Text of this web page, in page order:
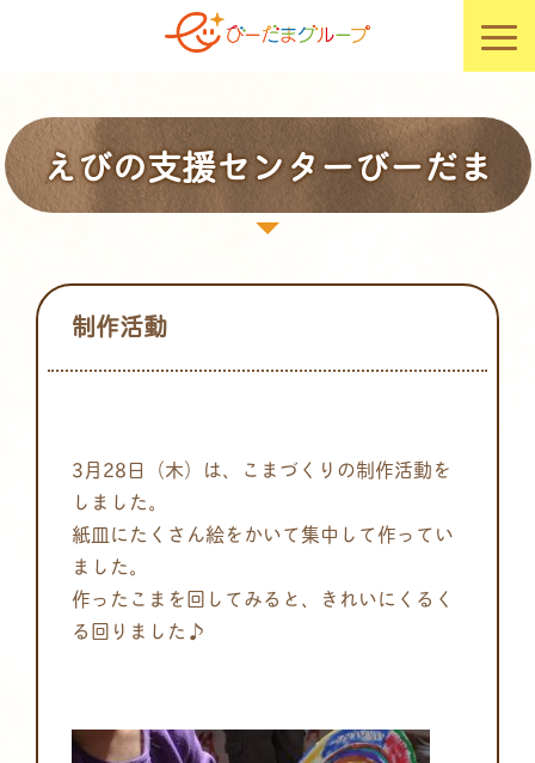
えびの支援センターびーだま
制作活動
3月28日（木）は、こまづくりの制作活動を
しました。
紙皿にたくさん絵をかいて集中して作ってい
ました。
作ったこまを回してみると、きれいにくるく
る回りました♪